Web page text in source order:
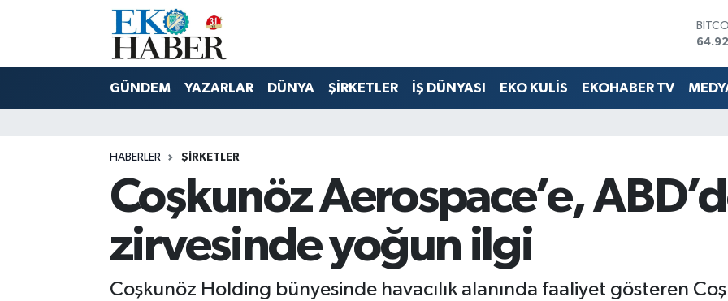
GÜNDEM YAZARLAR DÜNYA ŞİRKETLER İŞ DÜNYASI EKO KULİS EKOHABER TV
HABERLER ŞIRKETLER
Coşkunöz Aerospace’e,
zirvesinde yoğun ilgi
Coşkunöz Holding bünyesinde havacılık alanında faaliyet gösteren
Hava Durumu
Tüm Manşetler
Son Dakika Haberleri